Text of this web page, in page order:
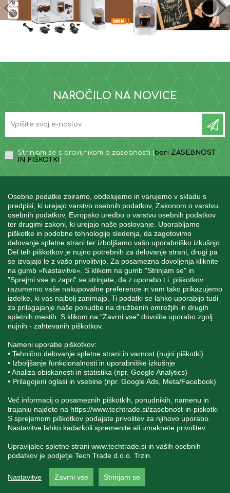
Osebne podatke zbiramo, obdelujemo in varujemo v skladu s
predpisi, ki urejajo varstvo osebnih podatkov, Zakonom o varstvu
osebnih podatkov, Evropsko uredbo o varstvu osebnih podatkov
ter drugimi zakoni, ki urejajo naše poslovanje. Uporabljamo
piškotke in podobne tehnologije sledenja, da zagotovimo
delovanje spletne strani ter izboljšamo vašo uporabniško izkušnjo.
Del teh piškotkov je nujno potrebnih za delovanje strani, drugi pa
se izvajajo le z vašo privolitvijo. Za posamezna dovoljenja kliknite
na gumb »Nastavitve«. S klikom na gumb "Strinjam se" in
"Sprejmi vse in zapri" se strinjate, da z uporabo t.i. piškotkov
razumemo vaše nakupovalne preference in vam tako prikazujemo
izdelke, ki vas najbolj zanimajo. Ti podatki se lahko uporabijo tudi
za prilagajanje naše ponudbe na družbenih omrežjih in drugih
spletnih mestih. S klikom na "Zavrni vse" dovolite uporabo zgolj
nujnih - zahtevanih piškotkov.
Nameni uporabe piškotkov:
• Tehnično delovanje spletne strani in varnost (nujni piškotki)
• Izboljšanje funkcionalnosti in uporabniške izkušnje
• Analiza obiskanosti in statistika (npr. Google Analytics)
• Prilagojeni oglasi in vsebine (npr. Google Ads, Meta/Facebook)
Več informacij o posameznih piškotkih, ponudnikih, namenu in
trajanju najdete na https://www.techtrade.si/zasebnost-in-piskotki
S sprejemom piškotkov podajate privolitev za njihovo uporabo.
Nastavitve lahko kadarkoli spremenite ali umaknete privolitev.
Upravljalec spletne strani www.techtrade.si in vaših osebnih
podatkov je podjetje Tech Trade d.o.o. Trzin.
Nastavitve Zavrni vse Strinjam se
NAROČILO NA NOVICE
Strinjam se s pravilnikom o zasebnosti (beri ZASEBNOST
IN PIŠKOTKI )
INFORMACIJE
MOJ RAČUN
STORITEV ZA STRANKE
SPREMLJAJTE NAS
Blatnica 8, 1236 Trzin
pravilne in verodostojne podatke. V kolikor na naši
spletni strani zasledite napačne oziroma neustrezne